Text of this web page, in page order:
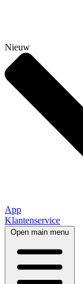
Nieuw
App
Klantenservice
Open main menu